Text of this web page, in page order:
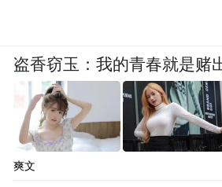
盗香窃玉：我的青春就是赌
爽文